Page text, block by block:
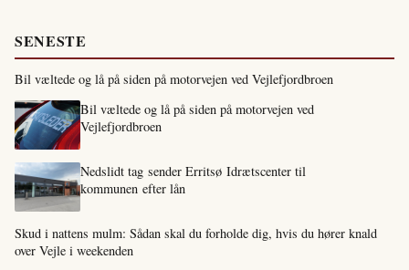
SENESTE
Bil væltede og lå på siden på motorvejen ved Vejlefjordbroen
Bil væltede og lå på siden på motorvejen ved
Vejlefjordbroen
Nedslidt tag sender Erritsø Idrætscenter til
kommunen efter lån
Skud i nattens mulm: Sådan skal du forholde dig, hvis du hører knald
over Vejle i weekenden